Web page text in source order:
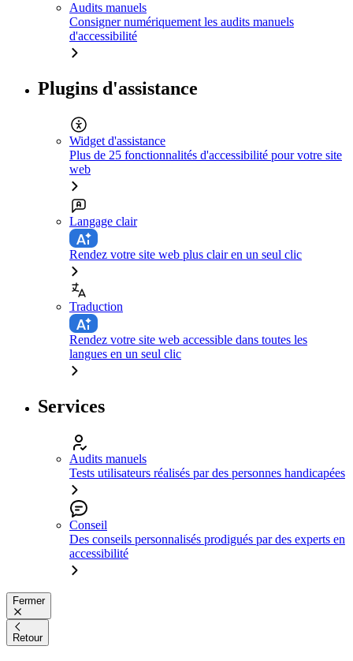
Audits manuels
Consigner numériquement les audits manuels
d'accessibilité
Plugins d'assistance
Widget d'assistance
Plus de 25 fonctionnalités d'accessibilité pour votre site
web
Langage clair
Rendez votre site web plus clair en un seul clic
Traduction
Rendez votre site web accessible dans toutes les
langues en un seul clic
Services
Audits manuels
Tests utilisateurs réalisés par des personnes handicapées
Conseil
Des conseils personnalisés prodigués par des experts en
accessibilité
Fermer
Retour